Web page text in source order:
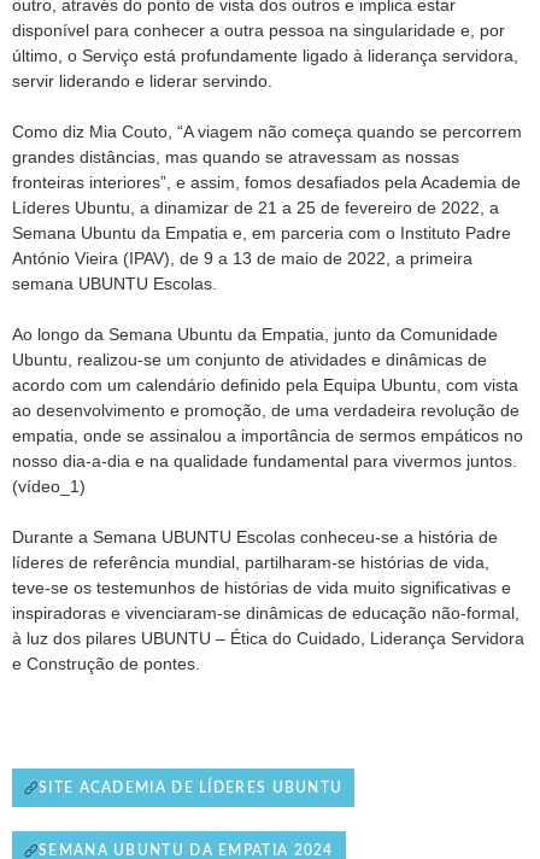
outro, através do ponto de vista dos outros e implica estar
disponível para conhecer a outra pessoa na singularidade e, por
último, o Serviço está profundamente ligado à liderança servidora,
servir liderando e liderar servindo.
Como diz Mia Couto, “A viagem não começa quando se percorrem
grandes distâncias, mas quando se atravessam as nossas
fronteiras interiores”, e assim, fomos desafiados pela Academia de
Líderes Ubuntu, a dinamizar de 21 a 25 de fevereiro de 2022, a
Semana Ubuntu da Empatia e, em parceria com o Instituto Padre
António Vieira (IPAV), de 9 a 13 de maio de 2022, a primeira
semana UBUNTU Escolas.
Ao longo da Semana Ubuntu da Empatia, junto da Comunidade
Ubuntu, realizou-se um conjunto de atividades e dinâmicas de
acordo com um calendário definido pela Equipa Ubuntu, com vista
ao desenvolvimento e promoção, de uma verdadeira revolução de
empatia, onde se assinalou a importância de sermos empáticos no
nosso dia-a-dia e na qualidade fundamental para vivermos juntos.
(vídeo_1)
Durante a Semana UBUNTU Escolas conheceu-se a história de
líderes de referência mundial, partilharam-se histórias de vida,
teve-se os testemunhos de histórias de vida muito significativas e
inspiradoras e vivenciaram-se dinâmicas de educação não-formal,
à luz dos pilares UBUNTU – Ética do Cuidado, Liderança Servidora
e Construção de pontes.
SITE ACADEMIA DE LÍDERES UBUNTU
SEMANA UBUNTU DA EMPATIA 2024